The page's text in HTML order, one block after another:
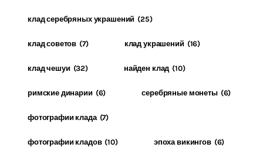
клад серебряных украшений (25)
клад советов (7) клад украшений (16)
клад чешуи (32) найден клад (10)
римские динарии (6) серебряные монеты (6)
фотографии клада (7)
фотографии кладов (10) эпоха викингов (6)